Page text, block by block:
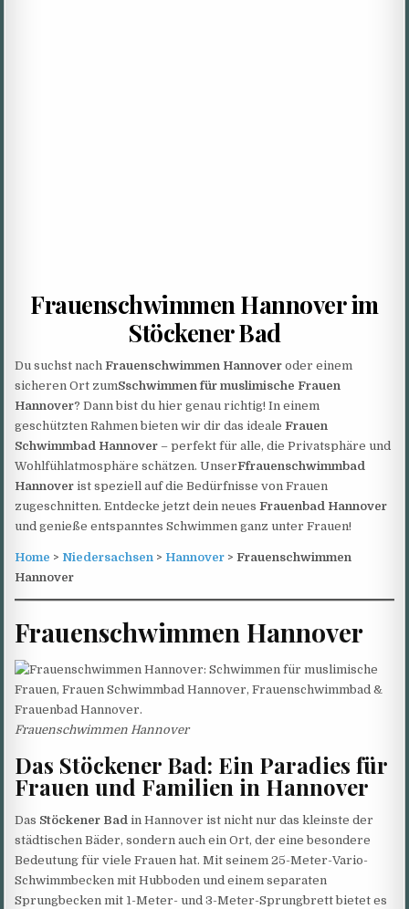
Frauenschwimmen Hannover im
Stöckener Bad
Du suchst nachFrauenschwimmen Hannover oder einem
sicheren Ort zumSschwimmen für muslimische Frauen
Hannover? Dann bist du hier genau richtig! In einem
geschützten Rahmen bieten wir dir das idealeFrauen
Schwimmbad Hannover – perfekt für alle, die Privatsphäre und
Wohlfühlatmosphäre schätzen. UnserFfrauenschwimmbad
Hannover ist speziell auf die Bedürfnisse von Frauen
zugeschnitten. Entdecke jetzt dein neuesFrauenbad Hannover
und genieße entspanntes Schwimmen ganz unter Frauen!
Home > Niedersachsen > Hannover > Frauenschwimmen
Hannover
Frauenschwimmen Hannover
Frauenschwimmen Hannover
Das Stöckener Bad: Ein Paradies für
Frauen und Familien in Hannover
Das Stöckener Bad in Hannover ist nicht nur das kleinste der
städtischen Bäder, sondern auch ein Ort, der eine besondere
Bedeutung für viele Frauen hat. Mit seinem 25-Meter-Vario-
Schwimmbecken mit Hubboden und einem separaten
Sprungbecken mit 1-Meter- und 3-Meter-Sprungbrett bietet es